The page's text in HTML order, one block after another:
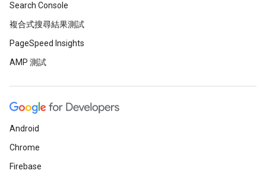
Search Console
複合式搜尋結果測試
PageSpeed Insights
AMP 測試
Android
Chrome
Firebase